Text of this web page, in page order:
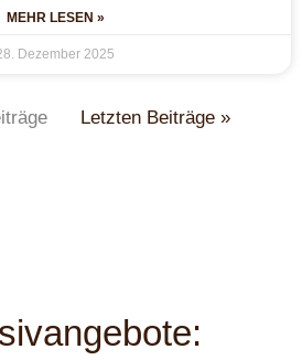
MEHR LESEN »
Dezember 2025
Letzten Beiträge »